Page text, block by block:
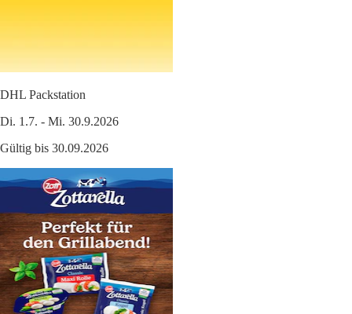
DHL Packstation
Di. 1.7. - Mi. 30.9.2026
Gültig bis 30.09.2026